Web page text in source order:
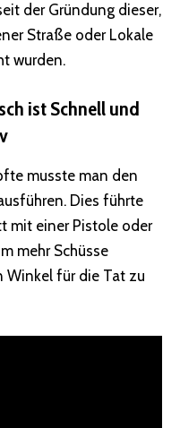
der Gründung dieser,
Straße oder Lokale
wurden.
istSchnell und
musste man den
Dies führte
mit einer Pistole oder
mehr Schüsse
Winkel für die Tat zu